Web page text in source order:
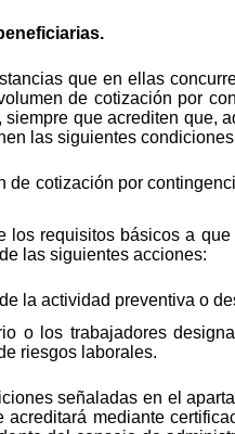
que en ellas
de cotización por
que acrediten que,
las siguientes
de cotización por
los requisitos básicos a
las siguientes acciones:
la actividad preventiva o
o los trabajadores
riesgos laborales.
señaladas en el
mediante